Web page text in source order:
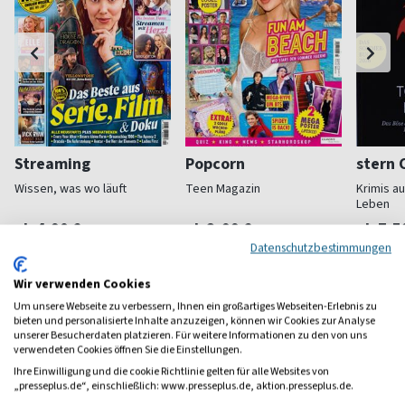
Streaming
Wissen, was wo läuft
ab 4,90 €
(alle 2 Monate)
Popcorn
Teen Magazin
ab 3,99 €
(alle 2 Monate) 4,29
stern
Krimis
Leben
ab
(7 x pro
Frauenzeitschriften
Datenschutzbestimmungen
Wir verwenden Cookies
Um unsere Webseite zu verbessern, Ihnen ein großartiges Webseiten-Erlebnis zu
bieten und personalisierte Inhalte anzuzeigen, können wir Cookies zur Analyse
unserer Besucherdaten platzieren. Für weitere Informationen zu den von uns
verwendeten Cookies öffnen Sie die Einstellungen.
Ihre Einwilligung und die cookie Richtlinie gelten für alle Websites von
„presseplus.de“, einschließlich: www.presseplus.de, aktion.presseplus.de.